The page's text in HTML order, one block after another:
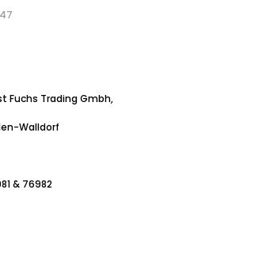
Fuchs Trading Gmbh,
Walldorf
& 76982